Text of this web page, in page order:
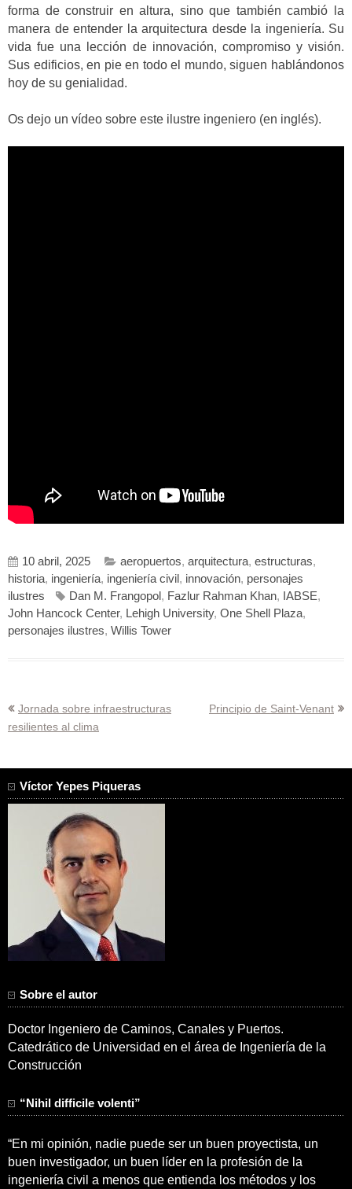
forma de construir en altura, sino que también cambió la
manera de entender la arquitectura desde la ingeniería. Su
vida fue una lección de innovación, compromiso y visión.
Sus edificios, en pie en todo el mundo, siguen hablándonos
hoy de su genialidad.
Os dejo un vídeo sobre este ilustre ingeniero (en inglés).
10 abril, 2025 aeropuertos, arquitectura, estructuras,
historia, ingeniería, ingeniería civil , innovación, personajes
ilustres
Dan M. Frangopol , Fazlur Rahman Khan, IABSE,
John Hancock Center, Lehigh University, One Shell Plaza,
personajes ilustres, Willis Tower
Navegación
de
Jornada sobre infraestructuras
resilientes al clima
Principio de Saint-Venant
Víctor Yepes Piqueras
Sobre el autor
Doctor Ingeniero de Caminos, Canales y Puertos.
Catedrático de Universidad en el área de Ingeniería de la
Construcción
“Nihil difficile volenti”
“En mi opinión, nadie puede ser un buen proyectista, un
buen investigador, un buen líder en la profesión de la
ingeniería civil a menos que entienda los métodos y los